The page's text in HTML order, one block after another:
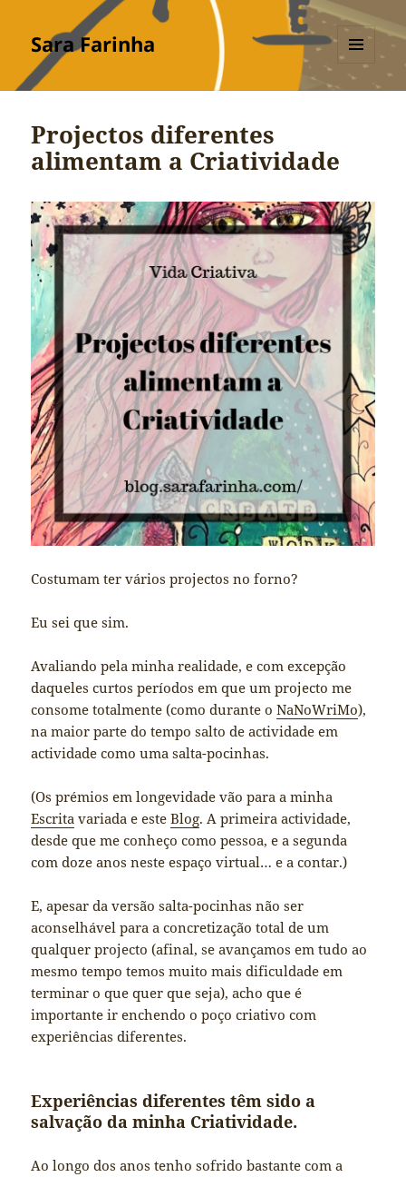
Sara Farinha
MENU
Projectos diferentes
alimentam a Criatividade
Costumam ter vários projectos no forno?
Eu sei que sim.
Avaliando pela minha realidade, e com excepção
daqueles curtos períodos em que um projecto me
consome totalmente (como durante oNaNoWriMo),
na maior parte do tempo salto de actividade em
actividade como uma salta-pocinhas.
(Os prémios em longevidade vão para a minha
Escrita variada e esteBlog. A primeira actividade,
desde que me conheço como pessoa, e a segunda
com doze anos neste espaço virtual… e a contar.)
E, apesar da versão salta-pocinhas não ser
aconselhável para a concretização total de um
qualquer projecto (afinal, se avançamos em tudo ao
mesmo tempo temos muito mais dificuldade em
terminar o que quer que seja), acho que é
importante ir enchendo o poço criativo com
experiências diferentes.
Experiências diferentes têm sido a
salvação da minha Criatividade.
Ao longo dos anos tenho sofrido bastante com a